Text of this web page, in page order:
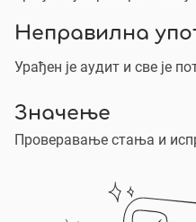
Неправилна
Урађен је аудит и све је
Значење
Проверавање стања и